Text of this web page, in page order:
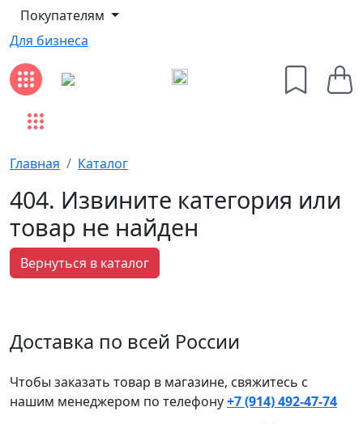
Покупателям
Для бизнеса
Главная Каталог
404. Извините категория или
товар не найден
Вернуться в каталог
Доставка по всей России
Чтобы заказать товар в магазине, свяжитесь с
нашим менеджером по телефону+7 (914) 492-47-74